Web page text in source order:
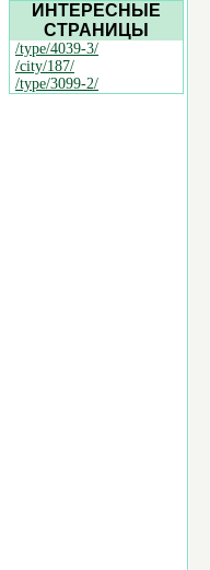
ИНТЕРЕСНЫЕ
СТРАНИЦЫ
/type/4039-3/
/city/187/
/type/3099-2/